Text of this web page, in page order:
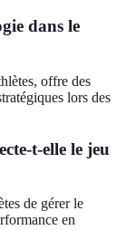
dans le
offre des
lors des
t-elle le jeu
de gérer le
en